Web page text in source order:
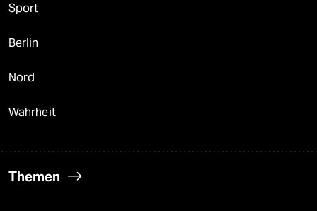
Sport
Berlin
Nord
Wahrheit
Themen